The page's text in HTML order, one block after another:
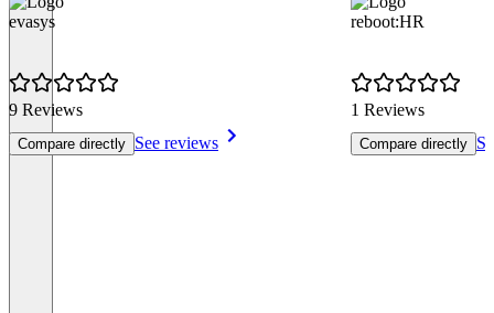
evasys
9 Reviews
Compare directly See reviews
reboot:HR
1 Reviews
Compare directly